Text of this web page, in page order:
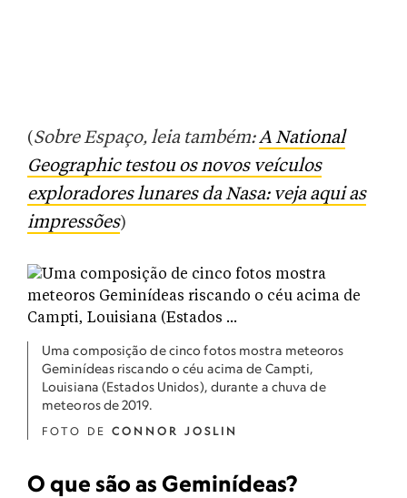
(Sobre Espaço, leia também:A National
Geographic testou os novos veículos
exploradores lunares da Nasa: veja aqui as
impressões)
Uma composição de cinco fotos mostra meteoros
Geminídeas riscando o céu acima de Campti,
Louisiana (Estados Unidos), durante a chuva de
meteoros de 2019.
FOTO DE CONNOR JOSLIN
O que são as Geminídeas?